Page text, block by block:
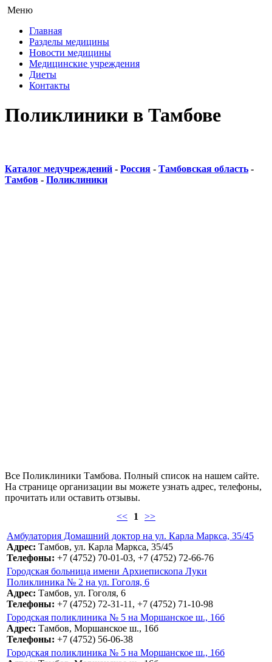
Меню
Главная
Разделы медицины
Новости медицины
Медицинские учреждения
Диеты
Контакты
Поликлиники в Тамбове
Каталог медучреждений - Россия - Тамбовская область -
Тамбов - Поликлиники
Все Поликлиники Тамбова. Полный список на нашем сайте.
На странице организации вы можете узнать адрес, телефоны,
прочитать или оставить отзывы.
<<
1 >>
Амбулатория Домашний доктор на ул. Карла Маркса, 35/45
Адрес: Тамбов, ул. Карла Маркса, 35/45
Телефоны: +7 (4752) 70-01-03, +7 (4752) 72-66-76
Городская больница имени Архиепископа Луки
Поликлиника № 2 на ул. Гоголя, 6
Адрес: Тамбов, ул. Гоголя, 6
Телефоны: +7 (4752) 72-31-11, +7 (4752) 71-10-98
Городская поликлиника № 5 на Моршанское ш., 16б
Адрес: Тамбов, Моршанское ш., 16б
Телефоны: +7 (4752) 56-06-38
Городская поликлиника № 5 на Моршанское ш., 16б